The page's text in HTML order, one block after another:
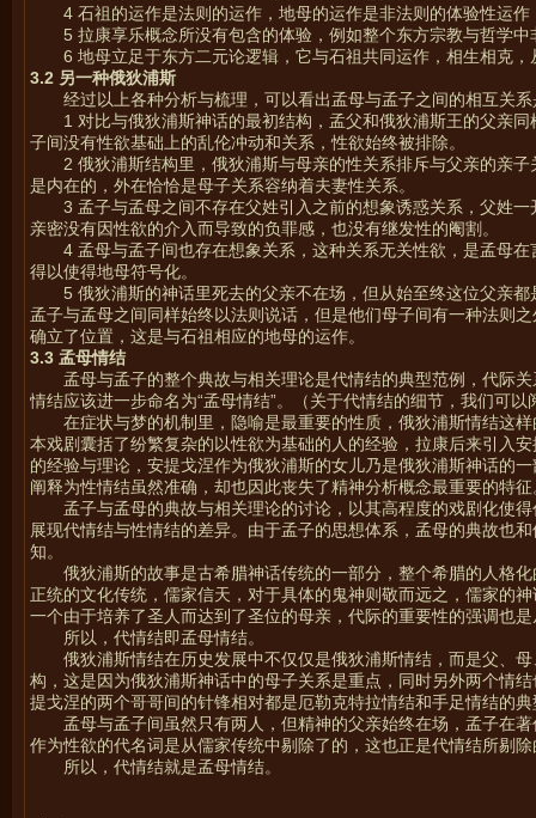
4 石祖的运作是法则的运作，地母的运作是非法则的体验性运
5 拉康享乐概念所没有包含的体验，例如整个东方宗教与哲学
6 地母立足于东方二元论逻辑，它与石祖共同运作，相生相克，
3.2 另一种俄狄浦斯
经过以上各种分析与梳理，可以看出孟母与孟子之间的相互关
1 对比与俄狄浦斯神话的最初结构，孟父和俄狄浦斯王的父亲
子间没有性欲基础上的乱伦冲动和关系，性欲始终被排除。
2 俄狄浦斯结构里，俄狄浦斯与母亲的性关系排斥与父亲的亲
是内在的，外在恰恰是母子关系容纳着夫妻性关系。
3 孟子与孟母之间不存在父姓引入之前的想象诱惑关系，父姓
亲密没有因性欲的介入而导致的负罪感，也没有继发性的阉割。
4 孟母与孟子间也存在想象关系，这种关系无关性欲，是孟母
得以使得地母符号化。
5 俄狄浦斯的神话里死去的父亲不在场，但从始至终这位父亲
孟子与孟母之间同样始终以法则说话，但是他们母子间有一种法则
确立了位置，这是与石祖相应的地母的运作。
3.3 孟母情结
孟母与孟子的整个典故与相关理论是代情结的典型范例，代际
情结应该进一步命名为“孟母情结”。（关于代情结的细节，我们可
在症状与梦的机制里，隐喻是最重要的性质，俄狄浦斯情结这
本戏剧囊括了纷繁复杂的以性欲为基础的人的经验，拉康后来引入
的经验与理论，安提戈涅作为俄狄浦斯的女儿乃是俄狄浦斯神话的
阐释为性情结虽然准确，却也因此丧失了精神分析概念最重要的特
孟子与孟母的典故与相关理论的讨论，以其高程度的戏剧化使
展现代情结与性情结的差异。由于孟子的思想体系，孟母的典故也
知。
俄狄浦斯的故事是古希腊神话传统的一部分，整个希腊的人格
正统的文化传统，儒家信天，对于具体的鬼神则敬而远之，儒家的
一个由于培养了圣人而达到了圣位的母亲，代际的重要性的强调也
所以，代情结即孟母情结。
俄狄浦斯情结在历史发展中不仅仅是俄狄浦斯情结，而是父、
构，这是因为俄狄浦斯神话中的母子关系是重点，同时另外两个情
提戈涅的两个哥哥间的针锋相对都是厄勒克特拉情结和手足情结的
孟母与孟子间虽然只有两人，但精神的父亲始终在场，孟子在
作为性欲的代名词是从儒家传统中剔除了的，这也正是代情结所剔
所以，代情结就是孟母情结。